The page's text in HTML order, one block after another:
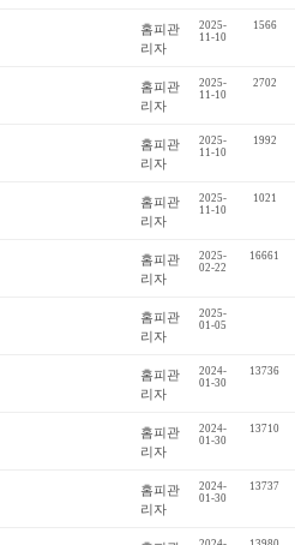
홈피관
리자
2025-
11-10
1566
홈피관
리자
2025-
11-10
2702
홈피관
리자
2025-
11-10
1992
홈피관
리자
2025-
11-10
1021
홈피관
리자
2025-
02-22
16661
홈피관
리자
2025-
01-05
홈피관
리자
2024-
01-30
13736
홈피관
리자
2024-
01-30
13710
홈피관
리자
2024-
01-30
13737